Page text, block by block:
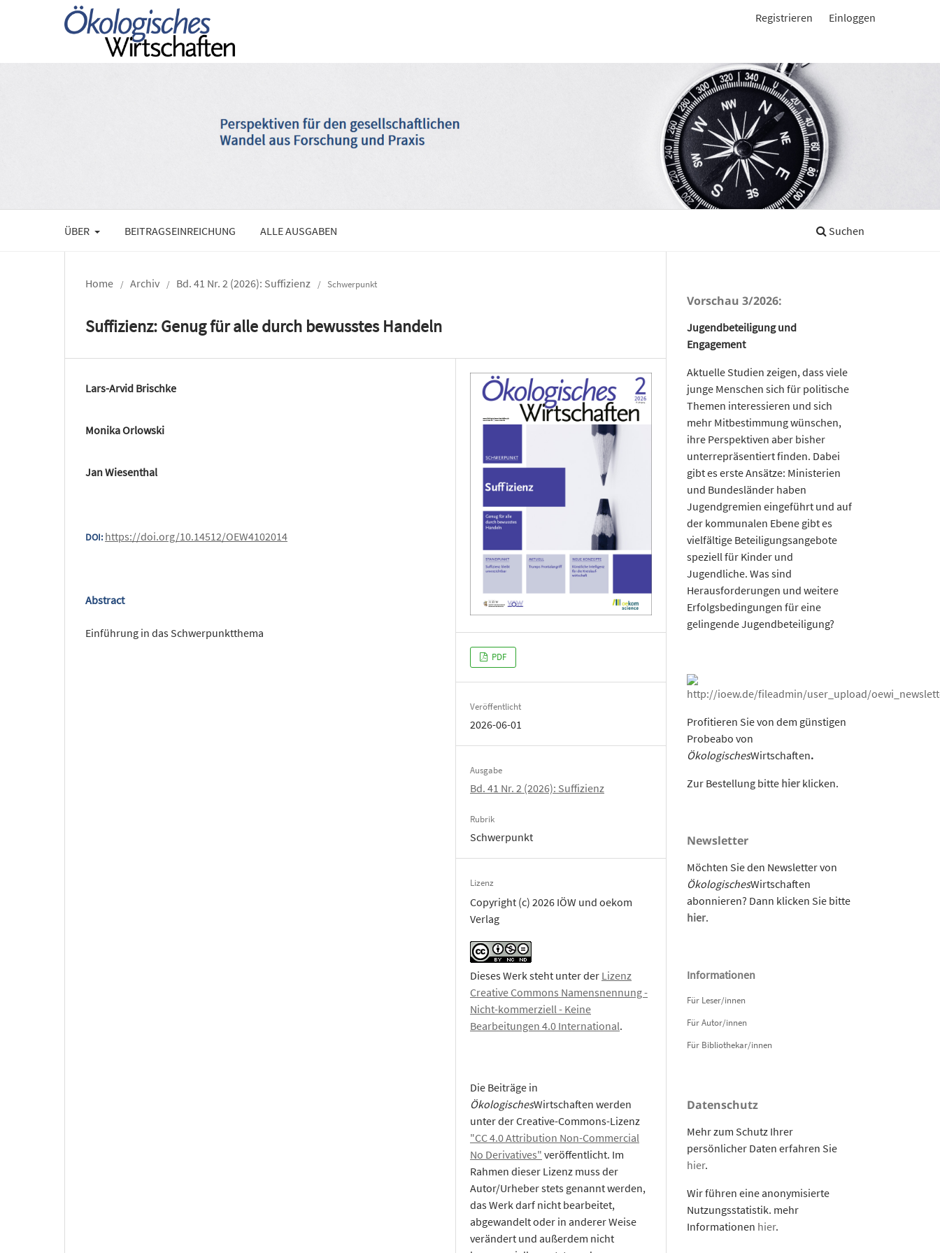
ÜBER BEITRAGSEINREICHUNG ALLE AUSGABEN Suchen
Registrieren Einloggen
Home / Archiv / Bd. 41 Nr. 2 (2026): Suffizienz / Schwerpunkt
Suffizienz: Genug für alle durch bewusstes Handeln
Lars-Arvid Brischke
Monika Orlowski
Jan Wiesenthal
DOI: https://doi.org/10.14512/OEW4102014
Abstract
Einführung in das Schwerpunktthema
PDF
Veröffentlicht
2026-06-01
Ausgabe
Bd. 41 Nr. 2 (2026): Suffizienz
Rubrik
Schwerpunkt
Lizenz
Copyright (c) 2026 IÖW und oekom
Verlag
Dieses Werk steht unter der Lizenz
Creative Commons Namensnennung -
Nicht-kommerziell - Keine
Bearbeitungen 4.0 International.
Die Beiträge in
ÖkologischesWirtschaften werden
unter der Creative-Commons-Lizenz
"CC 4.0 Attribution Non-Commercial
No Derivatives" veröffentlicht. Im
Rahmen dieser Lizenz muss der
Autor/Urheber stets genannt werden,
das Werk darf nicht bearbeitet,
abgewandelt oder in anderer Weise
verändert und außerdem nicht
Vorschau 3/2026:
Jugendbeteiligung und
Engagement
Aktuelle Studien zeigen, dass viele
junge Menschen sich für politische
Themen interessieren und sich
mehr Mitbestimmung wünschen,
ihre Perspektiven aber bisher
unterrepräsentiert finden. Dabei
gibt es erste Ansätze: Ministerien
und Bundesländer haben
Jugendgremien eingeführt und auf
der kommunalen Ebene gibt es
vielfältige Beteiligungsangebote
speziell für Kinder und
Jugendliche. Was sind
Herausforderungen und weitere
Erfolgsbedingungen für eine
gelingende Jugendbeteiligung?
Profitieren Sie von dem günstigen
Probeabo von
ÖkologischesWirtschaften.
Zur Bestellung bitte hier klicken.
Newsletter
Möchten Sie den Newsletter von
ÖkologischesWirtschaften
abonnieren? Dann klicken Sie bitte
hier.
Informationen
Für Leser/innen
Für Autor/innen
Für Bibliothekar/innen
Datenschutz
Mehr zum Schutz Ihrer
persönlicher Daten erfahren Sie
hier.
Wir führen eine anonymisierte
Nutzungsstatistik. mehr
Informationen hier.